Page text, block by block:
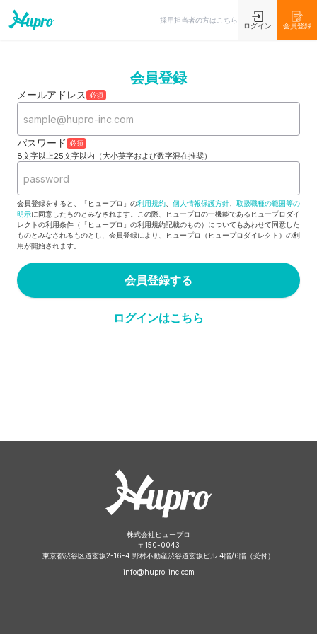
採用担当者の方はこちら
ログイン 会員登録
会員登録
メールアドレス 必須
パスワード 必須
8文字以上25文字以内（大小英字および数字混在推奨）
会員登録をすると、「ヒュープロ」の利用規約 個人情報保護方針
取扱職種の範囲等の
明示に同意したものとみなされます。この際、ヒュープロの一機能であるヒュープロダイ
レクトの利用条件（「ヒュープロ」の利用規約記載のもの）についてもあわせて同意した
ものとみなされるものとし、会員登録により、ヒュープロ（ヒュープロダイレクト）の利
用が開始されます。
会員登録する
ログインはこちら
株式会社ヒュープロ
〒 150-0043
東京都渋谷区道玄坂2-16-4 野村不動産渋谷道玄坂ビル 4階/6階（受付）
info@hupro-inc.com